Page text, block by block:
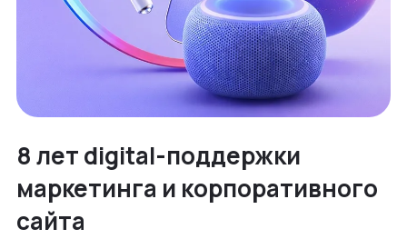
8 лет digital-поддержки
маркетинга и корпоративного
сайта